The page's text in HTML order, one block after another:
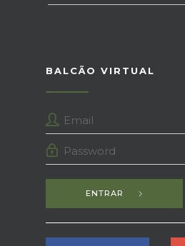
BALCÃO VIRTUAL
ENTRAR